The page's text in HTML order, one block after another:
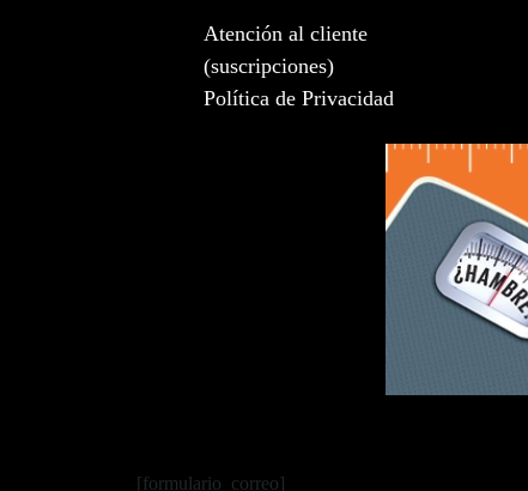
Atención al cliente
(suscripciones)
Política de Privacidad
[formulario_correo]